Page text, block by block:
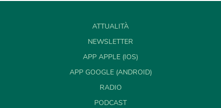
ATTUALITÀ
NEWSLETTER
APP APPLE (IOS)
APP GOOGLE (ANDROID)
RADIO
PODCAST